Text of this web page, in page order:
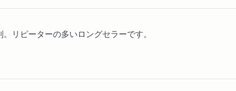
リピーターの多いロングセラーです。